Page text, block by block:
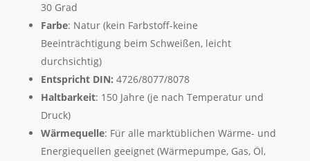
30 Grad
Farbe: Natur (kein Farbstoff-keine
Beeinträchtigung beim Schweißen, leicht
durchsichtig)
Entspricht DIN: 4726/8077/8078
Haltbarkeit: 150 Jahre (je nach Temperatur und
Druck)
Wärmequelle: Für alle marktüblichen Wärme- und
Energiequellen geeignet (Wärmepumpe, Gas, Öl,